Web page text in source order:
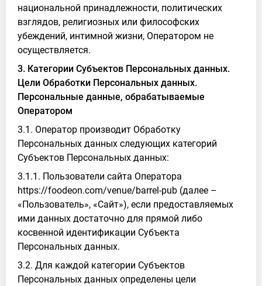
национальной принадлежности, политических
взглядов, религиозных или философских
убеждений, интимной жизни, Оператором не
осуществляется.
3. Категории Субъектов Персональных данных.
Цели Обработки Персональных данных.
Персональные данные, обрабатываемые
Оператором
3.1. Оператор производит Обработку
Персональных данных следующих категорий
Субъектов Персональных данных:
3.1.1. Пользователи сайта Оператора
https://foodeon.com/venue/barrel-pub (далее –
«Пользователь», «Сайт»), если предоставляемых
ими данных достаточно для прямой либо
косвенной идентификации Субъекта
Персональных данных.
3.2. Для каждой категории Субъектов
Персональных данных определены цели